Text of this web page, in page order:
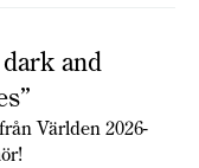
den
världen.
and
Världen 2026-